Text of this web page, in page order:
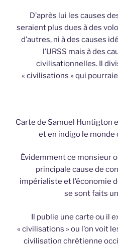
D’après lui les causes
seraient plus dues à des
d’autres, ni à des causes
l’URSS mais à des
civilisationnelles. Il
« civilisations » qui
Carte de Samuel Huntigton
et en indigo le
Évidemment ce monsieur
principale cause de
impérialiste et l’économie
se sont faits
Il publie une carte ou il
« civilisations » ou l’on voit
civilisation chrétienne